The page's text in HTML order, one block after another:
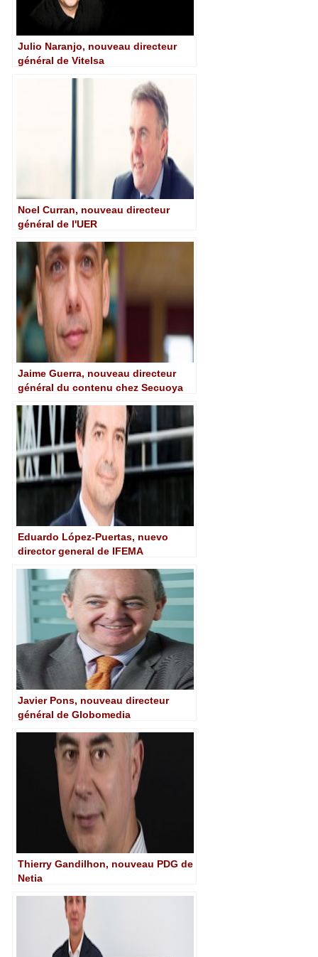
Julio Naranjo, nouveau directeur
général de Vitelsa
Noel Curran, nouveau directeur
général de l'UER
Jaime Guerra, nouveau directeur
général du contenu chez Secuoya
Eduardo López-Puertas, nuevo
director general de IFEMA
Javier Pons, nouveau directeur
général de Globomedia
Thierry Gandilhon, nouveau PDG de
Netia